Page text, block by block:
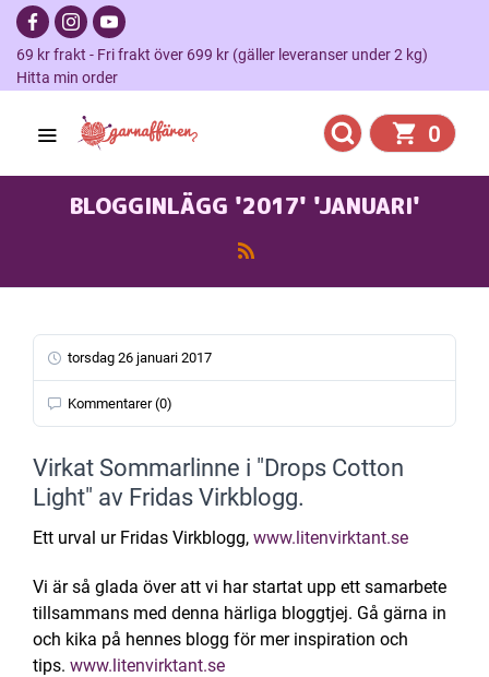
69 kr frakt - Fri frakt över 699 kr (gäller leveranser under 2 kg)
Hitta min order
0
BLOGGINLÄGG '2017' 'JANUARI'
torsdag 26 januari 2017
Kommentarer (0)
Virkat Sommarlinne i "Drops Cotton
Light" av Fridas Virkblogg.
Ett urval ur Fridas Virkblogg, www.litenvirktant.se
Vi är så glada över att vi har startat upp ett samarbete
tillsammans med denna härliga bloggtjej. Gå gärna in
och kika på hennes blogg för mer inspiration och
tips. www.litenvirktant.se